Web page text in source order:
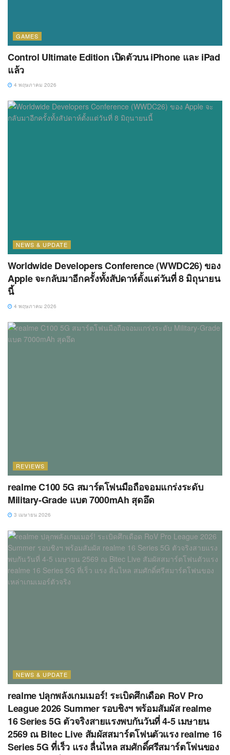
GAMES
Control Ultimate Edition เปิดตัวบน iPhone และ iPad
แล้ว
4 พฤษภาคม 2026
NEWS & UPDATE
Worldwide Developers Conference (WWDC26) ของ
Apple จะกลับมาอีกครั้งทั้งสัปดาห์ตั้งแต่วันที่ 8 มิถุนายน
นี้
4 พฤษภาคม 2026
REVIEWS
realme C100 5G สมาร์ตโฟนมือถือจอมแกร่งระดับ
Military-Grade แบต 7000mAh สุดอึด
3 เมษายน 2026
NEWS & UPDATE
realme ปลุกพลังเกมเมอร์! ระเบิดศึกเดือด RoV Pro
League 2026 Summer รอบชิงฯ พร้อมสัมผัส realme
16 Series 5G ตัวจริงสายแรงพบกันวันที่ 4-5 เมษายน
2569 ณ Bitec Live สัมผัสสมาร์ตโฟนตัวแรง realme 16
Series 5G ที่เร็ว แรง ลื่นไหล สมศักดิ์ศรีสมาร์ตโฟนของ